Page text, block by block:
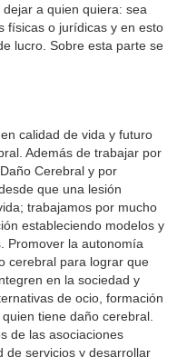
a quien quiera: sea
físicas o jurídicas y en esto
lucro. Sobre esta parte se
calidad de vida y futuro
Además de trabajar por
Cerebral y por
que una lesión
trabajamos por mucho
estableciendo modelos y
Promover la autonomía
cerebral para lograr que
en la sociedad y
de ocio, formación
tiene daño cerebral.
de las asociaciones
de servicios y desarrollar